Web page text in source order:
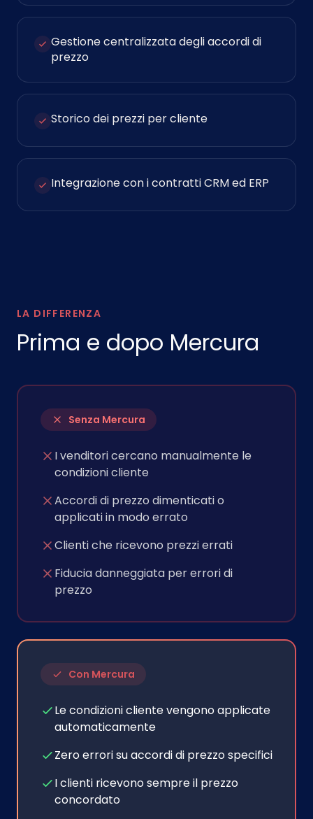
Gestione centralizzata degli accordi di
prezzo
Storico dei prezzi per cliente
Integrazione con i contratti CRM ed ERP
LA DIFFERENZA
Prima e dopo Mercura
Senza Mercura
I venditori cercano manualmente le
condizioni cliente
Accordi di prezzo dimenticati o
applicati in modo errato
Clienti che ricevono prezzi errati
Fiducia danneggiata per errori di
prezzo
Con Mercura
Le condizioni cliente vengono applicate
automaticamente
Zero errori su accordi di prezzo specifici
I clienti ricevono sempre il prezzo
concordato